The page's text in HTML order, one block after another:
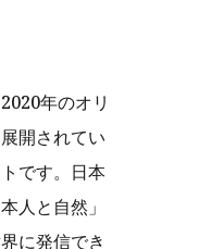
年のオリ
開されてい
です。日本
人と自然」
に発信でき